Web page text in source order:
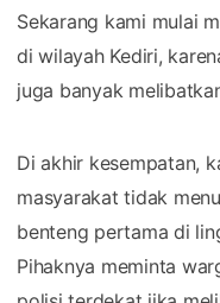
Sekarang kami mulai
di wilayah Kediri,
juga banyak
​Di akhir kesempatan,
masyarakat tidak
benteng pertama di
Pihaknya meminta